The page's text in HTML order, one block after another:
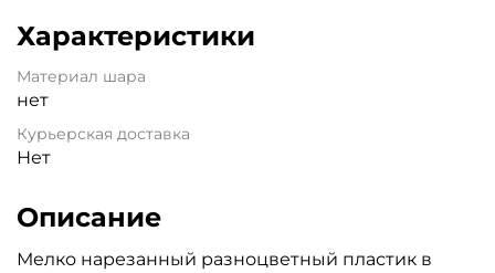
Характеристики
Материал шара
нет
Курьерская доставка
Нет
Описание
Мелко нарезанный разноцветный пластик в